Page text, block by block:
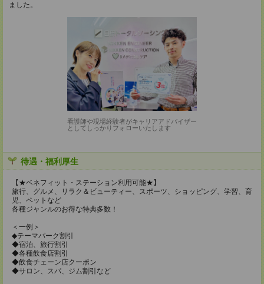
ました。
看護師や現場経験者がキャリアアドバイザー
としてしっかりフォローいたします
待遇・福利厚生
【★ベネフィット・ステーション利用可能★】
旅行、グルメ、リラク＆ビューティー、スポーツ、ショッピング、学習、育
児、ペットなど
各種ジャンルのお得な特典多数！
＜一例＞
◆テーマパーク割引
◆宿泊、旅行割引
◆各種飲食店割引
◆飲食チェーン店クーポン
◆サロン、スパ、ジム割引など